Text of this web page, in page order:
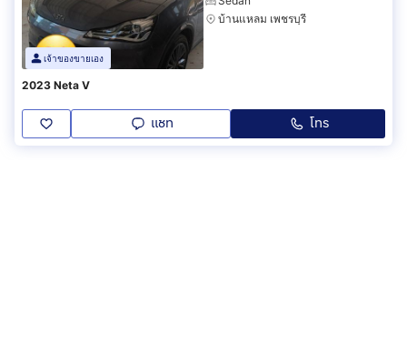
เจ้าของขายเอง
บ้านแหลม เพชรบุรี
2023 Neta V
แชท โทร